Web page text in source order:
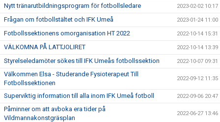
Nytt tränarutbildningsprogram för fotbollsledare 2023-02-02 10:17
Frågan om fotbollstältet och IFK Umeå 2023-01-24 11:00
Fotbollssektionens omorganisation HT 2022 2022-10-14 15:31
VÄLKOMNA PÅ LATTJOLIRET 2022-10-14 13:39
Styrelseledamöter sökes till IFK Umeås fotbollssektion 2022-10-07 09:31
Välkommen Elsa - Studerande Fysioterapeut Till
Fotbollssektionen
2022-09-12 11:35
Superviktig information till alla inom IFK Umeå fotboll 2022-09-06 20:47
Påminner om att avboka era tider på
Vildmannakonstgräsplan
2022-06-27 13:46